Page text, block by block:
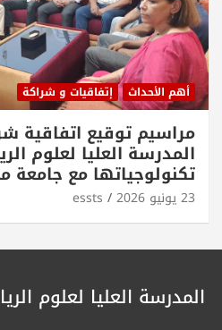
أهم الأحداث إتفاقيات و شراكة
مراسيم توقيع اتفاقية
المدرسة العليا لعلوم
تكنولوجياتها مع جامعة
23 يونيو 2026 essts
المدرسة العليا لعلوم